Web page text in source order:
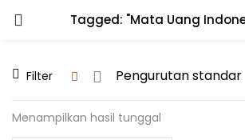
Tagged: "Mata Uang
LOGIN
Enter your username and password to
Filter
Menampilkan hasil tunggal